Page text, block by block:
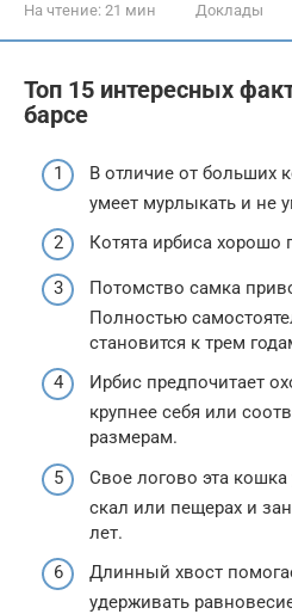
На чтение: 21 мин Доклады
Топ 15 интересных
барсе
В отличие от больших
умеет мурлыкать и не
Котята ирбиса хорошо
Потомство самка
Полностью
становится к трем
Ирбис предпочитает
крупнее себя или
размерам.
Свое логово эта
скал или пещерах и
лет.
Длинный хвост
удерживать